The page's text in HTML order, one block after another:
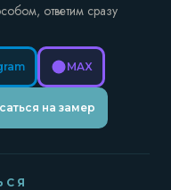
ответим сразу
MAX
на замер